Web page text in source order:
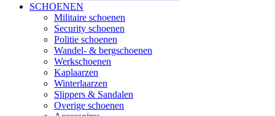
SCHOENEN
Militaire schoenen
Security schoenen
Politie schoenen
Wandel- & bergschoenen
Werkschoenen
Kaplaarzen
Winterlaarzen
Slippers & Sandalen
Overige schoenen